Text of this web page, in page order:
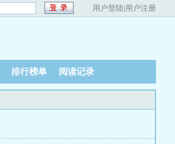
用户登陆|用户注册
排行榜单 阅读记录